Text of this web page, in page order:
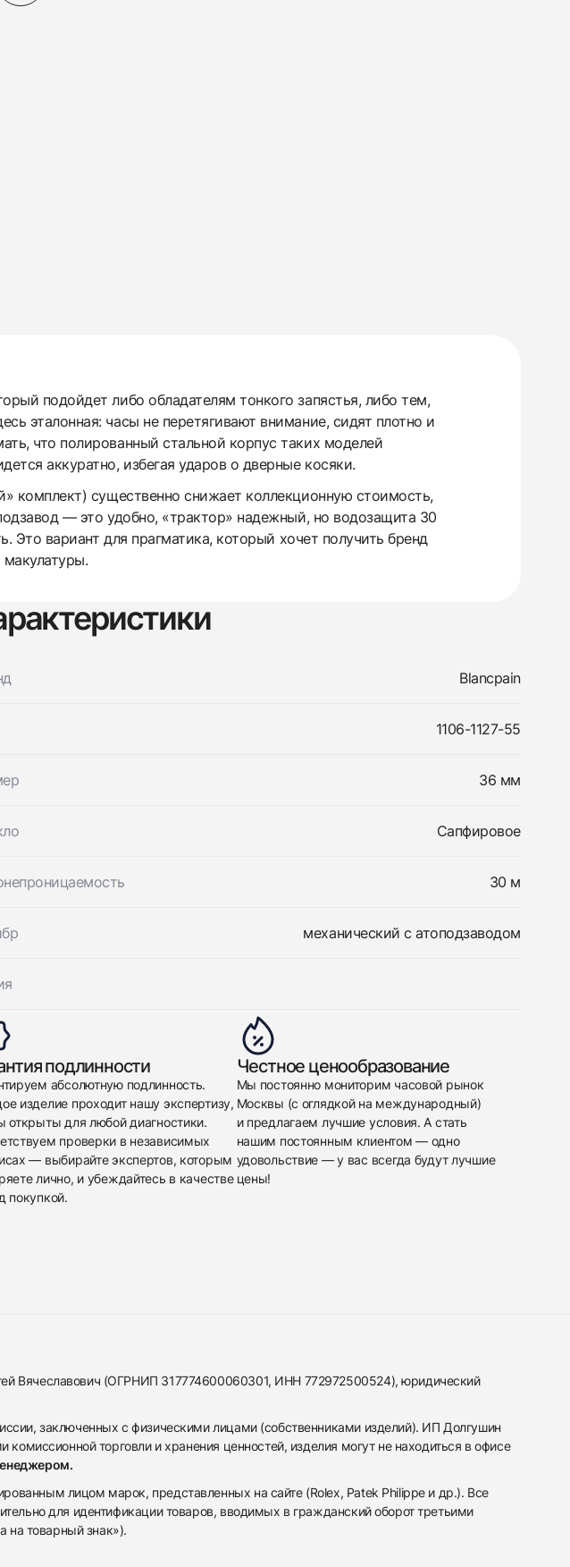
подойдет либо обладателям тонкого запястья, либо тем,
эталонная: часы не перетягивают внимание, сидят плотно и
что полированный стальной корпус таких моделей
аккуратно, избегая ударов о дверные косяки.
комплект) существенно снижает коллекционную стоимость,
— это удобно, «трактор» надежный, но водозащита 30
Это вариант для прагматика, который хочет получить бренд
Blancpain
1106-1127-55
36 мм
Сапфировое
30 м
механический с атоподзаводом
подлинности
абсолютную подлинность.
изделие проходит нашу экспертизу,
открыты для любой диагностики.
проверки в независимых
— выбирайте экспертов, которым
лично, и убеждайтесь в качестве
покупкой.
Честное ценообразование
Мы постоянно мониторим часовой рынок
Москвы (с оглядкой на международный)
и предлагаем лучшие условия. А стать
нашим постоянным клиентом — одно
удовольствие — у вас всегда будут лучшие
цены!
Вячеславович (ОГРНИП 317774600060301, ИНН 772972500524), юридический
заключенных с физическими лицами (собственниками изделий). ИП Долгушин
торговли и хранения ценностей, изделия могут не находиться в офисе
лицом марок, представленных на сайте (Rolex, Patek Philippe и др.). Все
для идентификации товаров, вводимых в гражданский оборот третьими
на товарный знак»).
и мы свяжемся с
и мы свяжемся с
часов…